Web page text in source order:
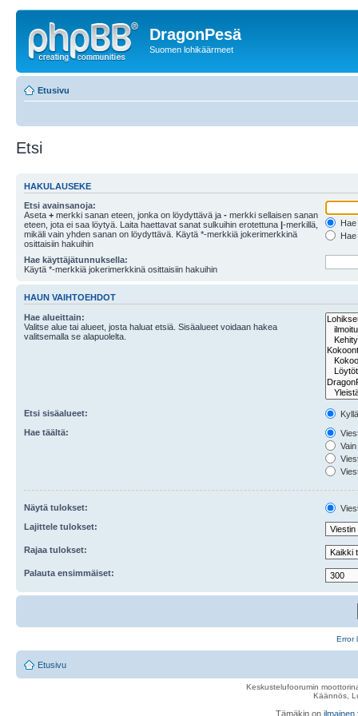
DragonPesä
Suomen lohikäärmeet
Etusivu
Etsi
HAKULAUSEKE
Etsi avainsanoja:
Aseta + merkki sanan eteen, jonka on löydyttävä ja - merkki sellaisen sanan
eteen, jota ei saa löytyä. Laita haettavat sanat sulkuihin erotettuna |-merkillä,
mikäli vain yhden sanan on löydyttävä. Käytä *-merkkiä jokerimerkkinä
osittaisiin hakuihin
Hae käyttäjätunnuksella:
Käytä *-merkkiä jokerimerkkinä osittaisiin hakuihin
HAUN VAIHTOEHDOT
Hae alueittain:
Valitse alue tai alueet, josta haluat etsiä. Sisäalueet voidaan hakea
valitsemalla se alapuolelta.
Etsi sisäalueet:
Hae täältä:
Näytä tulokset:
Lajittele tulokset:
Rajaa tulokset:
Palauta ensimmäiset:
Error
Etusivu
Keskustelufoorumin
Käännös,
Tämäkin on ilmainen